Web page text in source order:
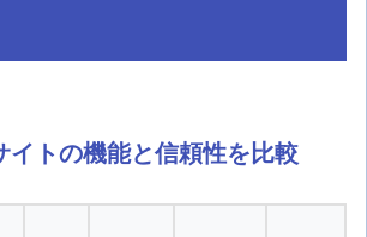
イトの機能と信頼性を比較